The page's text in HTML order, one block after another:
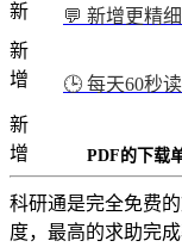
新
💬 新增更精
新
增
🕒 每天60秒
新
增
PDF的下载
科研通是完全免费
度，最高的求助完